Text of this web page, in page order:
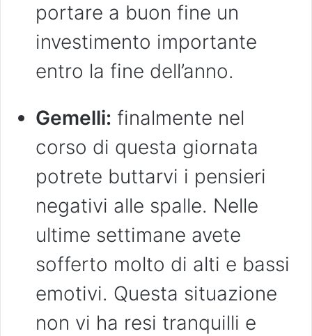
portare a buon fine un
investimento importante
entro la fine dell’anno.
Gemelli: finalmente nel
corso di questa giornata
potrete buttarvi i pensieri
negativi alle spalle. Nelle
ultime settimane avete
sofferto molto di alti e bassi
emotivi. Questa situazione
non vi ha resi tranquilli e